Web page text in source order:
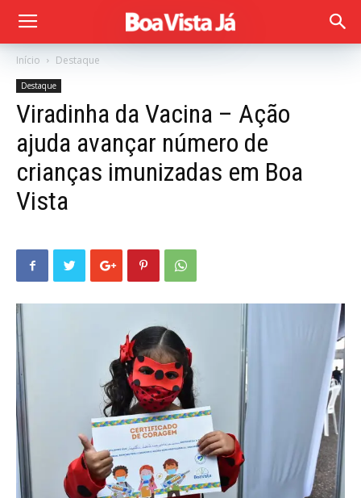
Início Destaque
Destaque
Viradinha da Vacina – Ação
ajuda avançar número de
crianças imunizadas em Boa
Vista